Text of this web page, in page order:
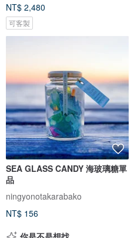
NT$ 2,480
可客製
SEA GLASS CANDY 海玻璃糖單
品
ningyonotakarabako
NT$ 156